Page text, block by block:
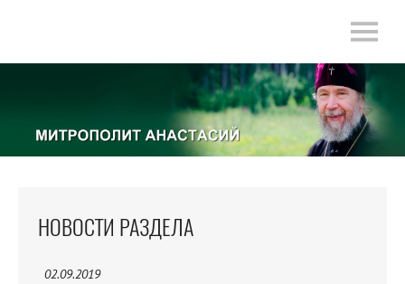
НОВОСТИ РАЗДЕЛА
02.09.2019